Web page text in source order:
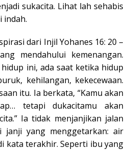
sukacita. Lihat lah sehabis
indah.
dari Injil Yohanes 16: 20 –
mendahului kemenangan.
ini, ada saat ketika hidup
kehilangan, kekecewaan.
itu. Ia berkata, “Kamu akan
tetapi dukacitamu akan
Ia tidak menjanjikan jalan
janji yang menggetarkan: air
kata terakhir. Seperti ibu yang